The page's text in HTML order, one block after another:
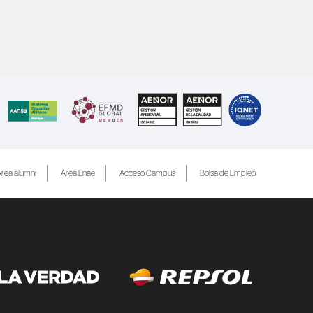
alumni Área Enae Acceso Campus Bolsa de Empleo